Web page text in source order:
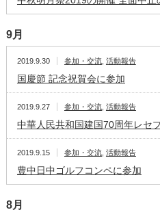
9月
2019.9.30 参加・交流 活動報告
国慶節 記念祝賀会に参加
2019.9.27 参加・交流 活動報告
中華人民共和国建国70周年レセ
2019.9.15 参加・交流 活動報告
豊中日中ゴルフコンペに参加
8月